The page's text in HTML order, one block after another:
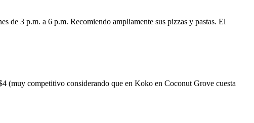
de 3 p.m. a 6 p.m. Recomiendo ampliamente sus pizzas y pastas. El
(muy competitivo considerando que en Koko en Coconut Grove cuesta